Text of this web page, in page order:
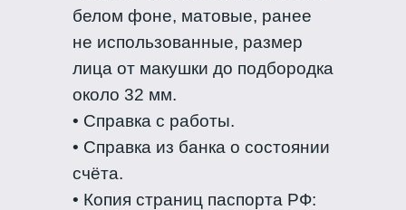
белом фоне, матовые, ранее
не использованные, размер
лица от макушки до подбородка
около 32 мм.
• Справка с работы.
• Справка из банка о состоянии
счёта.
• Копия страниц паспорта РФ: